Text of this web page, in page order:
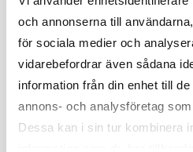
och annonserna till
för sociala medier och
vidarebefordrar även sådana
information från din enhet till
annons- och analysföretag
Dessa kan i sin tur kombinera
Tryckyta
baksida
120x120 mm